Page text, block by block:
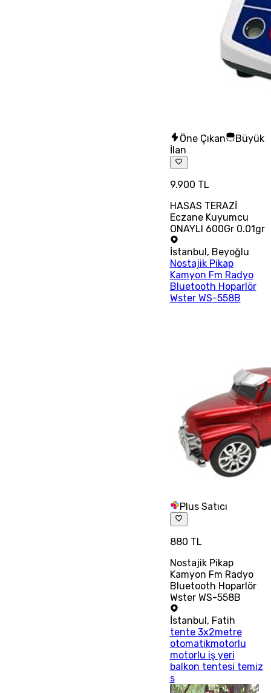
Öne Çıkan
Büyük
İlan
9.900 TL
HASAS TERAZİ
Eczane Kuyumcu
ONAYLI 600Gr 0.01gr
İstanbul , Beyoğlu
Nostajik Pikap
Kamyon Fm Radyo
Bluetooth Hoparlör
Wster WS-558B
Plus Satıcı
880 TL
Nostajik Pikap
Kamyon Fm Radyo
Bluetooth Hoparlör
Wster WS-558B
İstanbul, Fatih
tente 3x2metre
otomatikmotorlu
motorlu iş yeri
balkon tentesi temiz
s